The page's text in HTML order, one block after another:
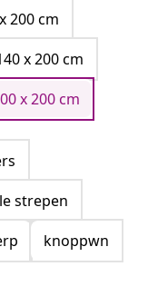
200 cm
x 200 cm
x 200 cm
strepen
knoppwn